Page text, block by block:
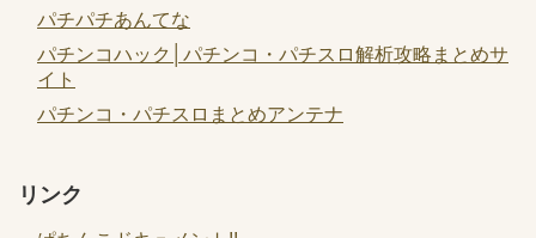
パチパチあんてな
パチンコハック│パチンコ・パチスロ解析攻略まとめサ
イト
パチンコ・パチスロまとめアンテナ
リンク